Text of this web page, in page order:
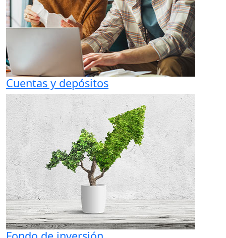
Cuentas y depósitos